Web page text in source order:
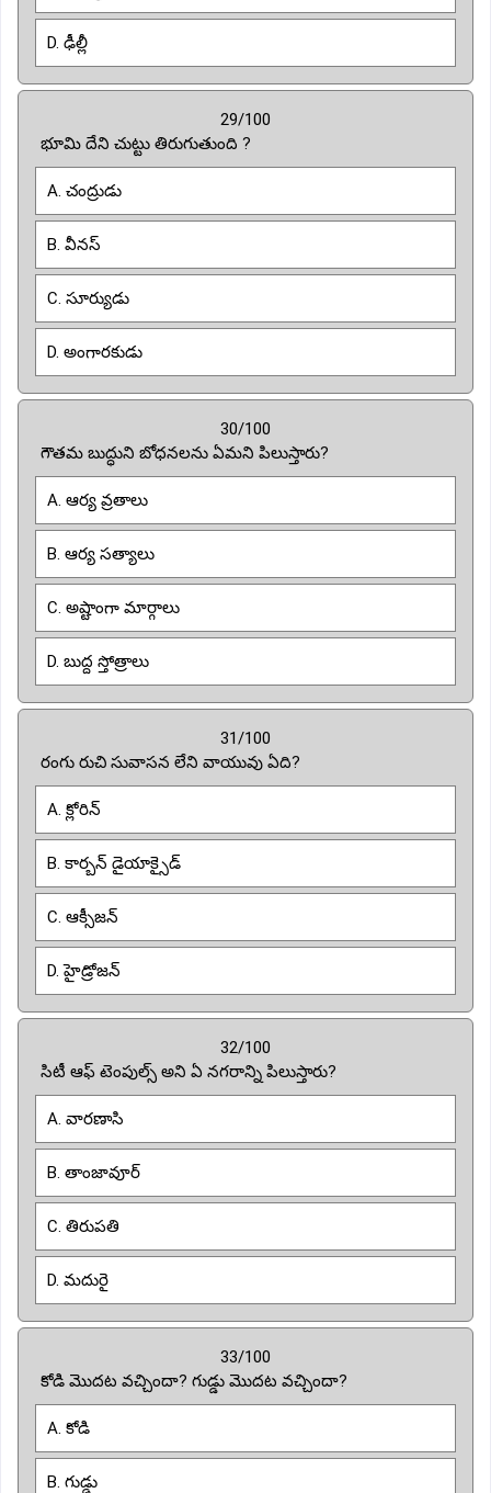
D. ఢీల్లీ
29/100
భూమి దేని చుట్టు తిరుగుతుంది ?
A. చంద్రుడు
B. వీనస్
C. సూర్యుడు
D. అంగారకుడు
30/100
గౌతమ బుద్ధుని బోధనలను ఏమని పిలుస్తారు?
A. ఆర్య వ్రతాలు
B. ఆర్య సత్యాలు
C. అష్టాంగా మార్గాలు
D. బుద్ద స్తోత్రాలు
31/100
రంగు రుచి సువాసన లేని వాయువు ఏది?
A. క్లోరిన్
B. కార్బన్ డైయాక్సైడ్
C. ఆక్సీజన్
D. హైడ్రోజన్
32/100
సిటీ ఆఫ్ టెంపుల్స్ అని ఏ నగరాన్ని పిలుస్తారు?
A. వారణాసి
B. తాంజావూర్
C. తిరుపతి
D. మదురై
33/100
కోడి మొదట వచ్చిందా? గుడ్డు మొదట వచ్చిందా?
A. కోడి
B. గుడ్డు